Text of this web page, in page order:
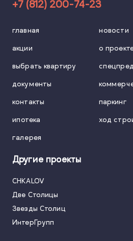
+7 (812) 200-74-23
главная новости
акции о
выбрать квартиру
документы
контакты паркинг
ипотека ход
галерея
Другие проекты
CHKALOV
Две Столицы
Звезды Столиц
ИнтерГрупп